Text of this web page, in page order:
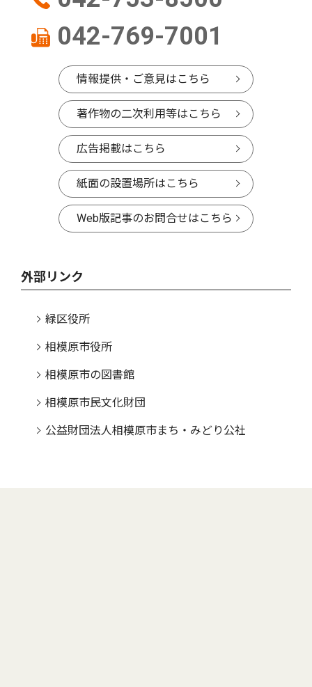
042-769-7001
情報提供・ご意見はこちら
著作物の二次利用等はこちら
広告掲載はこちら
紙面の設置場所はこちら
Web版記事のお問合せはこちら
外部リンク
緑区役所
相模原市役所
相模原市の図書館
相模原市民文化財団
公益財団法人相模原市まち・みどり公社